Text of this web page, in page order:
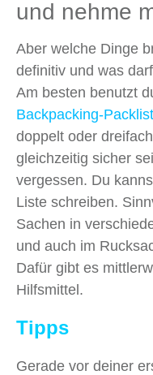
und nehme
Aber welche Dinge
definitiv und was
Am besten benutzt
Backpacking-
doppelt oder
gleichzeitig sicher
vergessen. Du
Liste schreiben.
Sachen in
und auch im
Dafür gibt es
Hilfsmittel.
Tipps
Gerade vor deiner